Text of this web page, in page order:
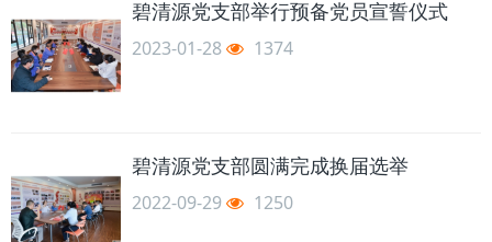
碧清源党支部举行预备党员宣誓仪式
2023-01-28 1374
碧清源党支部圆满完成换届选举
2022-09-29 1250